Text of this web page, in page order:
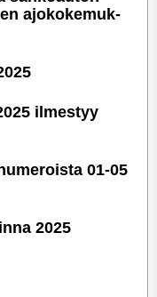
ajoko­ke­muk­
ilmestyy
01-05
2025